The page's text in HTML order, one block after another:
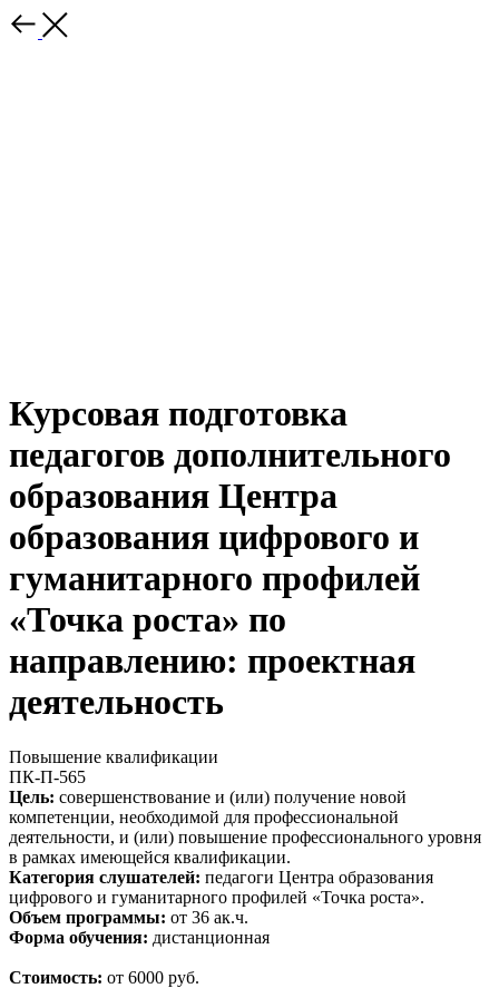
Курсовая подготовка
педагогов дополнительного
образования Центра
образования цифрового и
гуманитарного профилей
«Точка роста» по
направлению: проектная
деятельность
Повышение квалификации
ПК-П-565
Цель: совершенствование и (или) получение новой
компетенции, необходимой для профессиональной
деятельности, и (или) повышение профессионального уровня
в рамках имеющейся квалификации.
Категория слушателей: педагоги Центра образования
цифрового и гуманитарного профилей «Точка роста».
Объем программы: от 36 ак.ч.
Форма обучения: дистанционная
Стоимость: от 6000 руб.